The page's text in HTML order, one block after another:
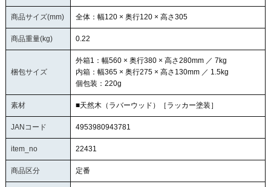
商品サイズ(mm) 全体：幅120 × 奥行120 × 高さ305
商品重量(kg) 0.22
梱包サイズ
外箱1：幅560 × 奥行380 × 高さ280mm ／ 7kg
内箱：幅365 × 奥行275 × 高さ130mm ／ 1.5kg
個包装：220g
素材 ■天然木（ラバーウッド）［ラッカー塗装］
JANコード 4953980943781
item_no 22431
商品区分 定番